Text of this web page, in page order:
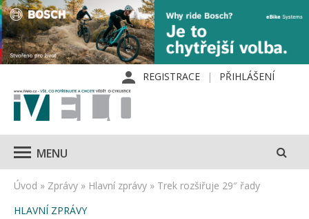
REGISTRACE PŘIHLÁŠENÍ
MENU
Úvod » Zprávy » Hlavní zprávy » Trek rozšiřuje 29″ řady
HLAVNÍ ZPRÁVY